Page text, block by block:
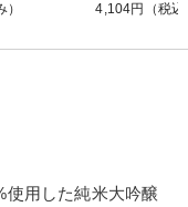
） 4,104円 （税
使用した純米大吟醸